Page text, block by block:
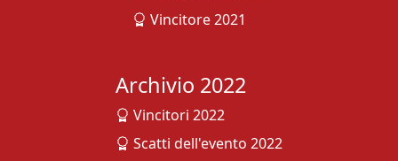
Vincitore 2021
Archivio 2022
Vincitori 2022
Scatti dell'evento 2022